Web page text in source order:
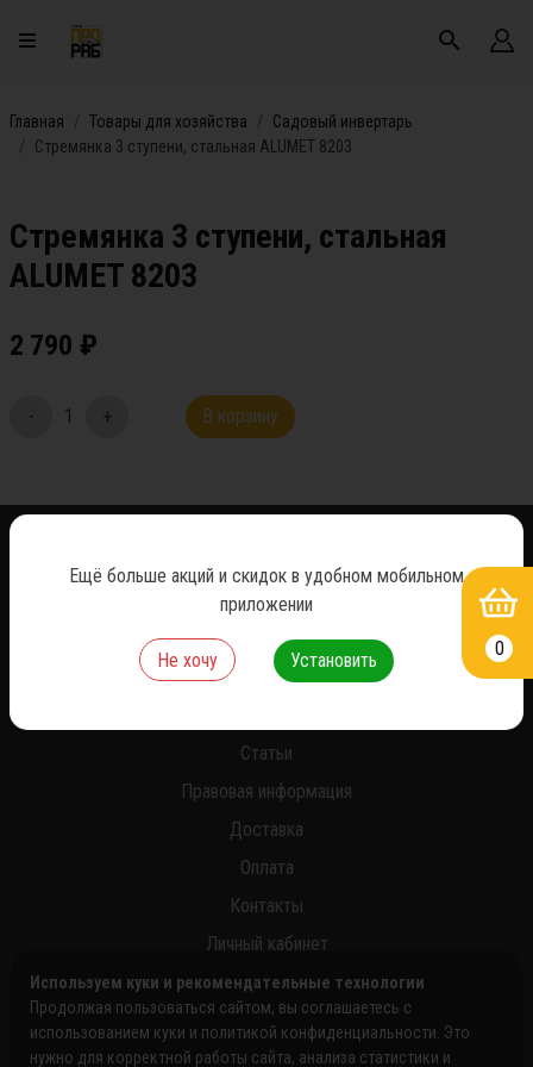
Главная Товары для хозяйства
Садовый инвертарь
Стремянка 3 ступени, стальная ALUMET 8203
Стремянка 3 ступени, стальная
ALUMET 8203
2 790 ₽
- 1 + В корзину
*
О нас
Статьи
Правовая информация
Доставка
Оплата
Контакты
Личный кабинет
0
Используем куки и рекомендательные технологии
Продолжая пользоваться сайтом, вы соглашаетесь с
использованием куки и политикой конфиденциальности. Это
нужно для корректной работы сайта, анализа статистики и
Ещё больше акций и скидок в удобном мобильном
приложении
Не хочу Установить